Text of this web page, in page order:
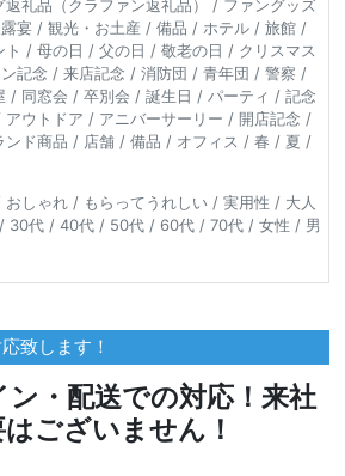
返礼品（クラファン返礼品） / ファングッズ
宴 / 観光・お土産 / 備品 / ホテル / 旅館 /
/ 母の日 / 父の日 / 敬老の日 / クリスマス
記念 / 来店記念 / 消防団 / 青年団 / 警察 /
/ 同窓会 / 卒別会 / 誕生日 / パーティ / 記念
ウトドア / アニバーサーリー / 開店記念 /
ンド商品 / 店舗 / 備品 / オフィス / 春 / 夏 /
しゃれ / もらってうれしい / 実用性 / 大人
30代 / 40代 / 50代 / 60代 / 70代 / 女性 / 男
致します！
・配送での対応！来社
ございません！